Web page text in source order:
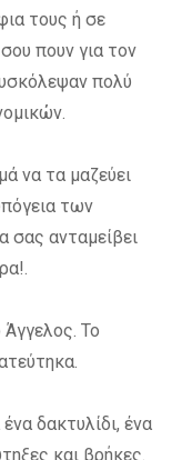
τους ή σε
πουν για τον
πολύ
να τα μαζεύει
των
σας ανταμείβει
Άγγελος. Το
δακτυλίδι, ένα
και βρήκες.